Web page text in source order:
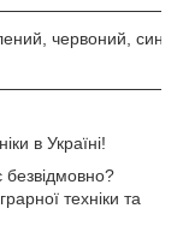
червоний, синій,
в Україні!
техніки та